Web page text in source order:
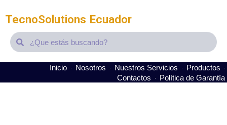
TecnoSolutions Ecuador
SearchSearch
Inicio Nosotros Nuestros Servicios
Productos
Contactos
Política de Garantía